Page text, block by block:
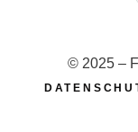
© 2025 –